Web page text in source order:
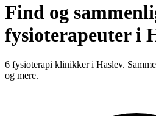
Find og
fysioterapeuter i
6 fysioterapi klinikker i Haslev.
og mere.